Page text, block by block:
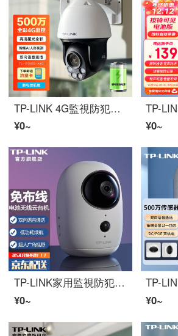
TP-LINK 4G監視防犯カメラ家用 室外防水HD赤外線夜視アウトドアワイヤレス球机 スマホリモートで无需インターネット插SIMスマホ卡 【500万フルカラー夜視】4G全网通插スマホ卡/断电续航版 128GB
¥0~
¥0~
TP-LINK家用監視防犯カメラ 走廊ワイヤレスwifi电池充电免布线免插电雲台机360°パノラマ广角HDインターネットリモートで TL-IPC44B【400万スーパークリア】 标一致不含メモリカード 5200mah锂电池 超长续航供电
¥0~
¥0~